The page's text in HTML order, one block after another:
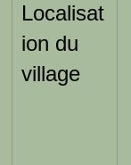
Localisat
ion du
village